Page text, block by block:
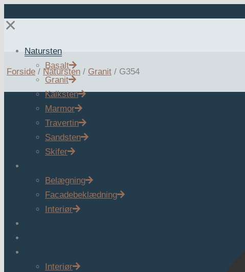
✕
Natursten
Basalt
Granit
Kalksten
Marmor
Travertin
Sandsten
Skifer
Belægning
Facadebeklædning
Interiør
Interiør
Forside / Natursten / Granit / G354